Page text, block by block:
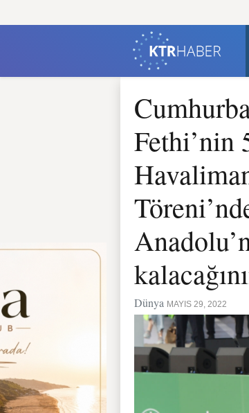
Fethi’nin
Dünya MAYIS 29, 2022